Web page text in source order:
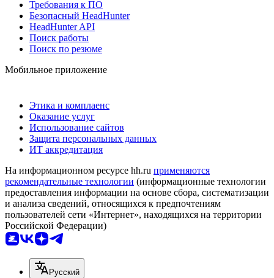
Требования к ПО
Безопасный HeadHunter
HeadHunter API
Поиск работы
Поиск по резюме
Мобильное приложение
Этика и комплаенс
Оказание услуг
Использование сайтов
Защита персональных данных
ИТ аккредитация
На информационном ресурсе hh.ru применяются
рекомендательные технологии (информационные технологии
предоставления информации на основе сбора, систематизации
и анализа сведений, относящихся к предпочтениям
пользователей сети «Интернет», находящихся на территории
Российской Федерации)
Русский